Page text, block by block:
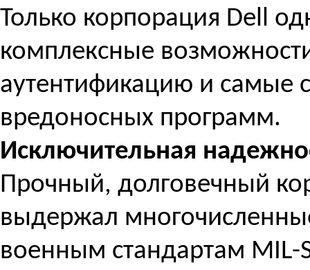
Только корпорация Dell
комплексные
аутентификацию и самые
вредоносных программ.
Исключительная
Прочный, долговечный
выдержал
военным стандартам MIL-